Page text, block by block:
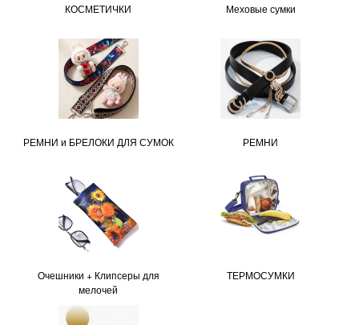
КОСМЕТИЧКИ Меховые сумки
РЕМНИ и БРЕЛОКИ ДЛЯ СУМОК РЕМНИ
Очешники + Клипсеры для
мелочей
ТЕРМОСУМКИ